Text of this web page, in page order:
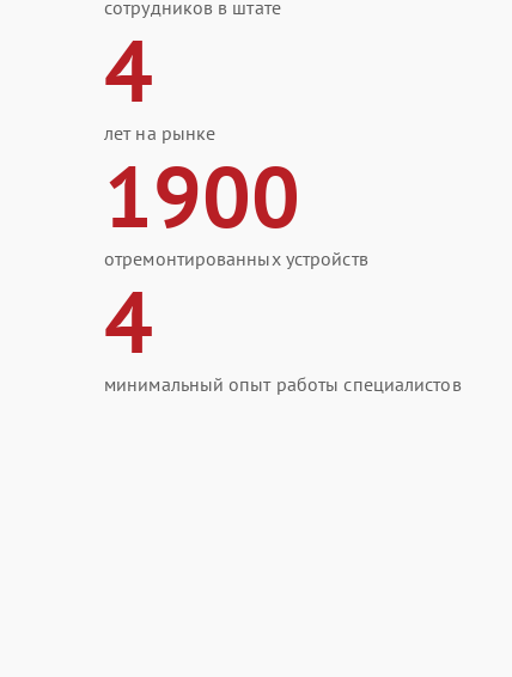
сотрудников в штате
4
лет на рынке
1900
отремонтированных устройств
4
минимальный опыт работы специалистов